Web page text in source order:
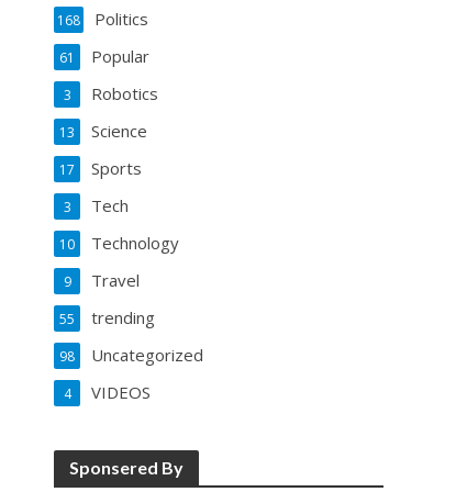
Politics
168
Popular
61
Robotics
3
Science
13
Sports
17
Tech
3
Technology
10
Travel
9
trending
55
Uncategorized
98
VIDEOS
4
Sponsered By